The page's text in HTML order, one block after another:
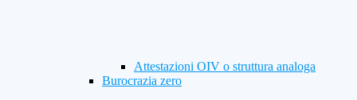
Attestazioni OIV o struttura analoga
Burocrazia zero